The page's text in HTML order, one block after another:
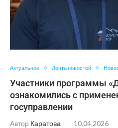
Актуальное Лента новостей
Участники программы
ознакомились с
госуправлении
Автор Каратова 10.04.2026